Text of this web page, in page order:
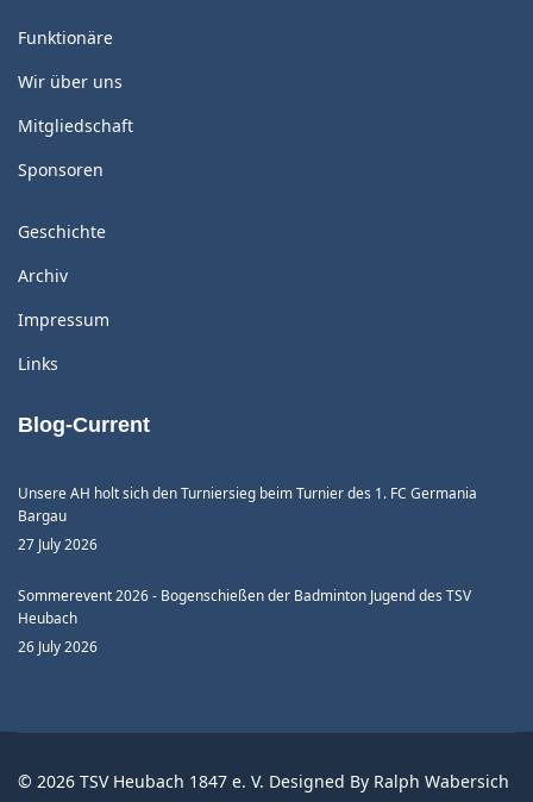
Funktionäre
Wir über uns
Mitgliedschaft
Sponsoren
Geschichte
Archiv
Impressum
Links
Blog-Current
Unsere AH holt sich den Turniersieg beim Turnier des 1. FC Germania
Bargau
27 July 2026
Sommerevent 2026 - Bogenschießen der Badminton Jugend des TSV
Heubach
26 July 2026
© 2026 TSV Heubach 1847 e. V. Designed By Ralph Wabersich